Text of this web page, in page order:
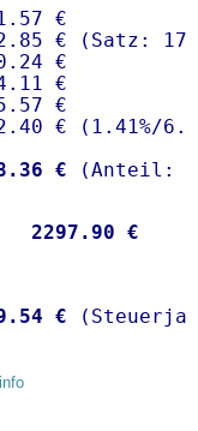
€
€ (Satz:
€
€
€
€ ( 1.41%/
€
2297.90 €
€